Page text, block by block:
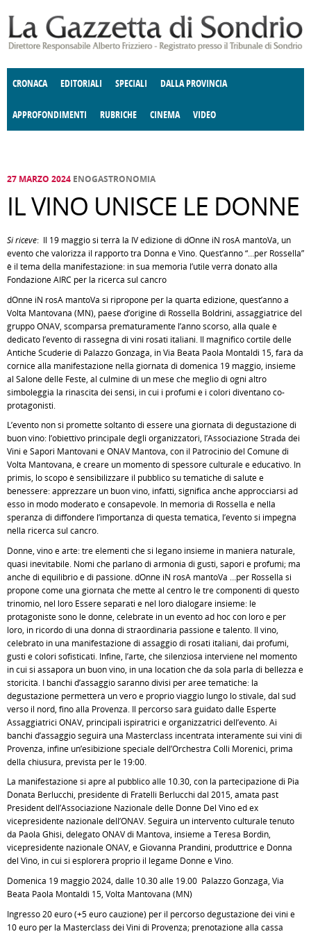
CRONACA EDITORIALI SPECIALI DALLA PROVINCIA
APPROFONDIMENTI
E SPETTACOLI POLITICA
RUBRICHE
DELLE IDEE FATTI DELLO SPIRITO CCCVA
CINEMA VIDEO
27 MARZO 2024 ENOGASTRONOMIA
IL VINO UNISCE LE DONNE
Si riceve: Il 19 maggio si terrà la IV edizione di dOnne iN rosA mantoVa, un
evento che valorizza il rapporto tra Donna e Vino. Quest’anno “…per Rossella”
è il tema della manifestazione: in sua memoria l’utile verrà donato alla
Fondazione AIRC per la ricerca sul cancro
dOnne iN rosA mantoVa si ripropone per la quarta edizione, quest’anno a
Volta Mantovana (MN), paese d’origine di Rossella Boldrini, assaggiatrice del
gruppo ONAV, scomparsa prematuramente l’anno scorso, alla quale è
dedicato l’evento di rassegna di vini rosati italiani. Il magnifico cortile delle
Antiche Scuderie di Palazzo Gonzaga, in Via Beata Paola Montaldi 15, farà da
cornice alla manifestazione nella giornata di domenica 19 maggio, insieme
al Salone delle Feste, al culmine di un mese che meglio di ogni altro
simboleggia la rinascita dei sensi, in cui i profumi e i colori diventano co-
protagonisti.
L’evento non si promette soltanto di essere una giornata di degustazione di
buon vino: l’obiettivo principale degli organizzatori, l’Associazione Strada dei
Vini e Sapori Mantovani e ONAV Mantova, con il Patrocinio del Comune di
Volta Mantovana, è creare un momento di spessore culturale e educativo. In
primis, lo scopo è sensibilizzare il pubblico su tematiche di salute e
benessere: apprezzare un buon vino, infatti, significa anche approcciarsi ad
esso in modo moderato e consapevole. In memoria di Rossella e nella
speranza di diffondere l’importanza di questa tematica, l’evento si impegna
nella ricerca sul cancro.
Donne, vino e arte: tre elementi che si legano insieme in maniera naturale,
quasi inevitabile. Nomi che parlano di armonia di gusti, sapori e profumi; ma
anche di equilibrio e di passione. dOnne iN rosA mantoVa …per Rossella si
propone come una giornata che mette al centro le tre componenti di questo
trinomio, nel loro Essere separati e nel loro dialogare insieme: le
protagoniste sono le donne, celebrate in un evento ad hoc con loro e per
loro, in ricordo di una donna di straordinaria passione e talento. Il vino,
celebrato in una manifestazione di assaggio di rosati italiani, dai profumi,
gusti e colori sofisticati. Infine, l’arte, che silenziosa interviene nel momento
in cui si assapora un buon vino, in una location che da sola parla di bellezza e
storicità. I banchi d’assaggio saranno divisi per aree tematiche: la
degustazione permetterà un vero e proprio viaggio lungo lo stivale, dal sud
verso il nord, fino alla Provenza. Il percorso sarà guidato dalle Esperte
Assaggiatrici ONAV, principali ispiratrici e organizzatrici dell’evento. Ai
banchi d’assaggio seguirà una Masterclass incentrata interamente sui vini di
Provenza, infine un’esibizione speciale dell’Orchestra Colli Morenici, prima
della chiusura, prevista per le 19:00.
La manifestazione si apre al pubblico alle 10.30, con la partecipazione di Pia
Donata Berlucchi, presidente di Fratelli Berlucchi dal 2015, amata past
President dell’Associazione Nazionale delle Donne Del Vino ed ex
vicepresidente nazionale dell’ONAV. Seguirà un intervento culturale tenuto
da Paola Ghisi, delegato ONAV di Mantova, insieme a Teresa Bordin,
vicepresidente nazionale ONAV, e Giovanna Prandini, produttrice e Donna
del Vino, in cui si esplorerà proprio il legame Donne e Vino.
Domenica 19 maggio 2024, dalle 10.30 alle 19.00 Palazzo Gonzaga, Via
Beata Paola Montaldi 15, Volta Mantovana (MN)
Ingresso 20 euro (+5 euro cauzione) per il percorso degustazione dei vini e
10 euro per la Masterclass dei Vini di Provenza; prenotazione alla cassa